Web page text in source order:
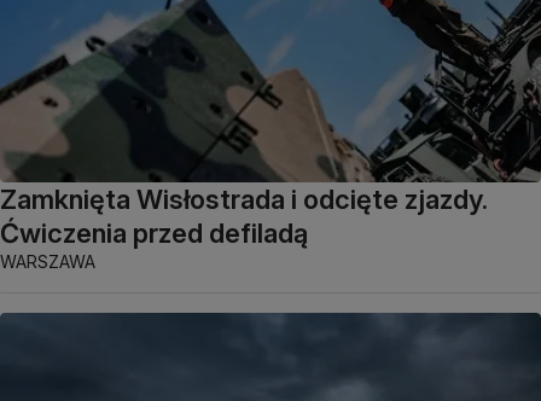
Zamknięta Wisłostrada i odcięte zjazdy.
Ćwiczenia przed defiladą
WARSZAWA